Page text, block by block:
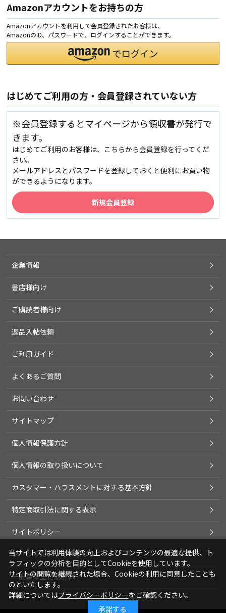
Amazonアカウントをお持ちの方
Amazonアカウントを利用して会員登録されたお客様は、
AmazonのID、パスワードで、ログインすることができます。
はじめてご利用の方・会員登録されていない方
※会員登録するとマイページから領収書が発行で
きます。
はじめてご利用のお客様は、こちらから会員登録を行ってくだ
さい。
メールアドレスとパスワードを登録しておくと便利にお買い物
ができるようになります。
企業情報
書店様向け
ご購読者様向け
返品入帖依頼
ご利用ガイド
よくあるご質問
お問い合わせ
サイトマップ
個人情報保護方針
個人情報の取り扱いについて
カスタマー・ハラスメントに対する基本方針
特定商取引法に関する表示
サイトポリシー
ソーシャルメディアポリシー
一般事業主行動計画
当サイトでは利用体験の向上およびコンテンツの最適な提供、ト
ラフィックの分析を目的としてCookieを使用しています。
サイトの閲覧を継続された場合、Cookieの利用に同意したことも
のといたします。
詳細についてはプライバシーポリシーをご確認ください。
承諾する